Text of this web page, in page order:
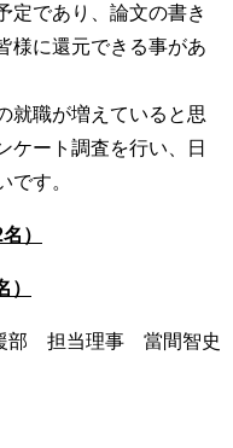
定であり、論文の書き
様に還元できる事があ
就職が増えていると思
ケート調査を行い、日
です。
）
）
部 担当理事 當間智史